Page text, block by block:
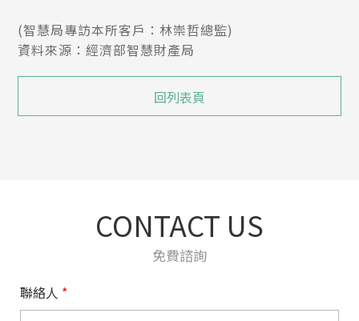
(智慧局專訪本所客戶：林崇哲總監)
資料來源：經濟部智慧財產局
回列表頁
CONTACT US
免費諮詢
聯絡人 *